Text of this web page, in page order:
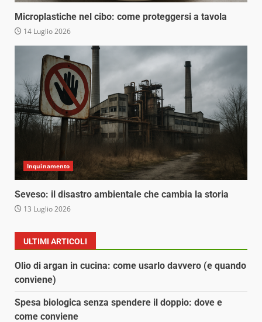
Microplastiche nel cibo: come proteggersi a tavola
14 Luglio 2026
Inquinamento
Seveso: il disastro ambientale che cambia la storia
13 Luglio 2026
ULTIMI ARTICOLI
Olio di argan in cucina: come usarlo davvero (e quando
conviene)
Spesa biologica senza spendere il doppio: dove e
come conviene